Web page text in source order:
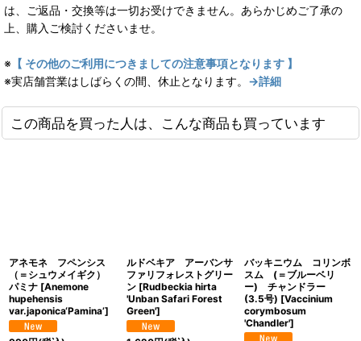
は、ご返品・交換等は一切お受けできません。あらかじめご了承の
上、購入ご検討くださいませ。
※ 【 その他のご利用につきましての注意事項となります 】
※実店舗営業はしばらくの間、休止となります。 →詳細
この商品を買った人は、こんな商品も買っています
アネモネ フペンシス
（＝シュウメイギク）
パミナ [Anemone
hupehensis
var.japonica‘Pamina’]
ルドベキア アーバンサ
ファリフォレストグリー
ン [Rudbeckia hirta
'Unban Safari Forest
Green']
バッキニウム コリンボ
スム (＝ブルーベリ
ー) チャンドラー
(3.5号) [Vaccinium
corymbosum
'Chandler']